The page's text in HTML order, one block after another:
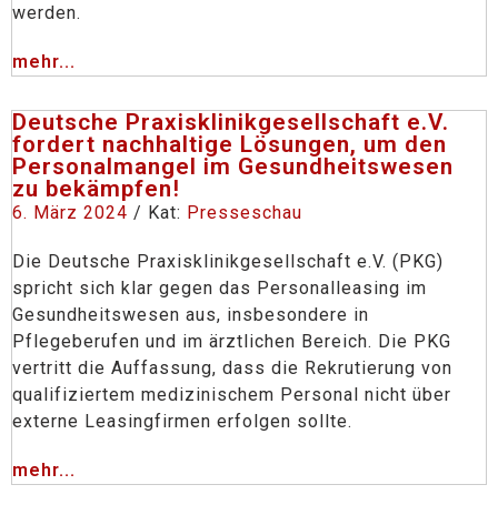
werden.
mehr...
Deutsche Praxisklinikgesellschaft e.V.
fordert nachhaltige Lösungen, um den
Personalmangel im Gesundheitswesen
zu bekämpfen!
6. März 2024 / Kat: Presseschau
Die Deutsche Praxisklinikgesellschaft e.V. (PKG)
spricht sich klar gegen das Personalleasing im
Gesundheitswesen aus, insbesondere in
Pflegeberufen und im ärztlichen Bereich. Die PKG
vertritt die Auffassung, dass die Rekrutierung von
qualifiziertem medizinischem Personal nicht über
externe Leasingfirmen erfolgen sollte.
mehr...